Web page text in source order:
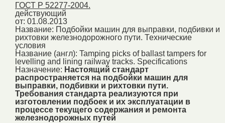
ГОСТ Р 52277-2004.
действующий
от: 01.08.2013
Название: Подбойки машин для выправки, подбивки и
рихтовки железнодорожного пути. Технические
условия
Название (англ): Tamping picks of ballast tampers for
levelling and lining railway tracks. Specifications
Назначение: Настоящий стандарт
распространяется на подбойки машин для
выправки, подбивки и рихтовки пути.
Требования стандарта реализуются при
изготовлении подбоек и их эксплуатации в
процессе текущего содержания и ремонта
железнодорожных путей